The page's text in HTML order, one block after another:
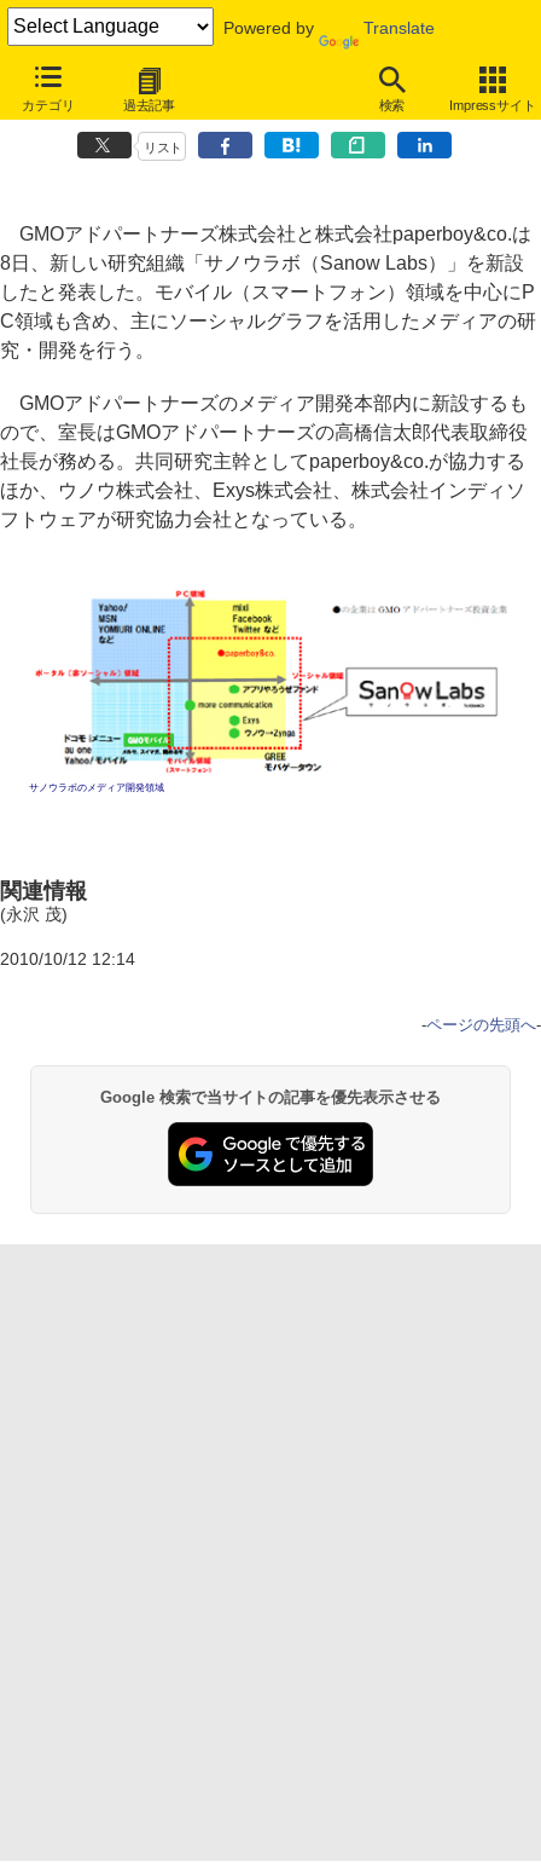
Powered by Translate
カテゴリ 過去記事 検索 Impressサイト
ペパボも参加し「サノウラボ」新設、ソーシャルグラフ活用したサービ
ス開発
リスト
GMOアドパートナーズ株式会社と株式会社paperboy&co.は
8日、新しい研究組織「サノウラボ（Sanow Labs）」を新設
したと発表した。モバイル（スマートフォン）領域を中心にP
C領域も含め、主にソーシャルグラフを活用したメディアの研
究・開発を行う。
GMOアドパートナーズのメディア開発本部内に新設するも
ので、室長はGMOアドパートナーズの高橋信太郎代表取締役
社長が務める。共同研究主幹としてpaperboy&co.が協力する
ほか、ウノウ株式会社、Exys株式会社、株式会社インディソ
フトウェアが研究協力会社となっている。
サノウラボのメディア開発領域
関連情報
(永沢 茂)
2010/10/12 12:14
-ページの先頭へ-
Google 検索で当サイトの記事を優先表示させる